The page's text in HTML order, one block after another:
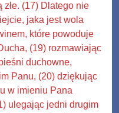
(17) Dlatego nie
jaka jest wola
które powoduje
(19) rozmawiając
duchowne,
Panu, (20) dziękując
w imieniu Pana
ulegając jedni drugim